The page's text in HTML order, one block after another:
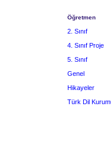
Öğretmen
2. Sınıf
4. Sınıf Proje
5. Sınıf
Genel
Hikayeler
Türk Dil